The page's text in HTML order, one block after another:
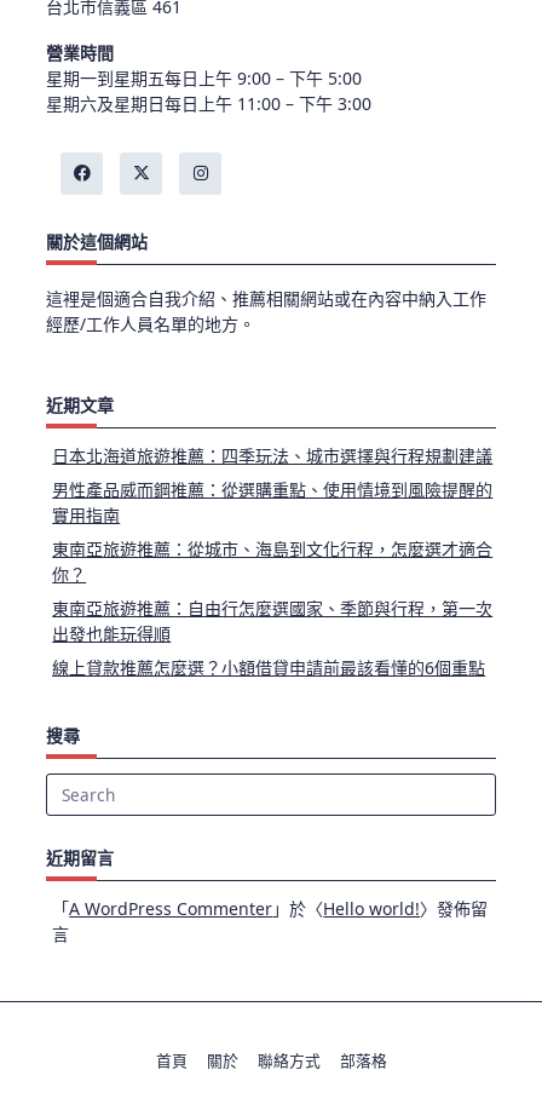
台北市信義區 461
營業時間
星期一到星期五每日上午 9:00 – 下午 5:00
星期六及星期日每日上午 11:00 – 下午 3:00
關於這個網站
這裡是個適合自我介紹、推薦相關網站或在內容中納入工作
經歷/工作人員名單的地方。
近期文章
日本北海道旅遊推薦：四季玩法、城市選擇與行程規劃建議
男性產品威而鋼推薦：從選購重點、使用情境到風險提醒的
實用指南
東南亞旅遊推薦：從城市、海島到文化行程，怎麼選才適合
你？
東南亞旅遊推薦：自由行怎麼選國家、季節與行程，第一次
出發也能玩得順
線上貸款推薦怎麼選？小額借貸申請前最該看懂的6個重點
搜尋
Search
近期留言
「A WordPress Commenter」於〈Hello world!〉發佈留
言
首頁 關於 聯絡方式 部落格